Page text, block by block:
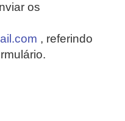
os
, referindo